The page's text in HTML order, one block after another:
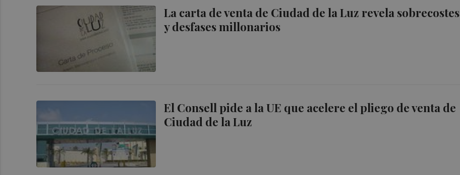
La carta de venta de Ciudad de la Luz revela sobrecostes
y desfases millonarios
El Consell pide a la UE que acelere el pliego de venta de
Ciudad de la Luz